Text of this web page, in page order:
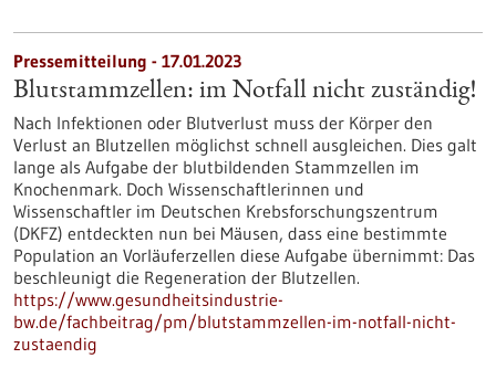
Pressemitteilung - 17.01.2023
Blutstammzellen: im Notfall nicht zuständig!
Nach Infektionen oder Blutverlust muss der Körper den
Verlust an Blutzellen möglichst schnell ausgleichen. Dies galt
lange als Aufgabe der blutbildenden Stammzellen im
Knochenmark. Doch Wissenschaftlerinnen und
Wissenschaftler im Deutschen Krebsforschungszentrum
(DKFZ) entdeckten nun bei Mäusen, dass eine bestimmte
Population an Vorläuferzellen diese Aufgabe übernimmt: Das
beschleunigt die Regeneration der Blutzellen.
https://www.gesundheitsindustrie-
bw.de/fachbeitrag/pm/blutstammzellen-im-notfall-nicht-
zustaendig